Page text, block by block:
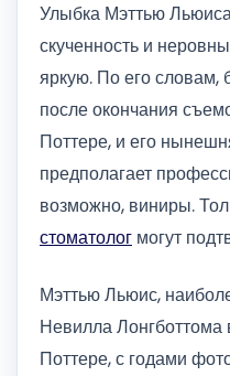
Улыбка Мэттью
скученность и
яркую. По его словам,
после окончания
Поттере, и его
предполагает
возможно, виниры.
стоматолог могут
Мэттью Льюис,
Невилла
Поттере, с годами